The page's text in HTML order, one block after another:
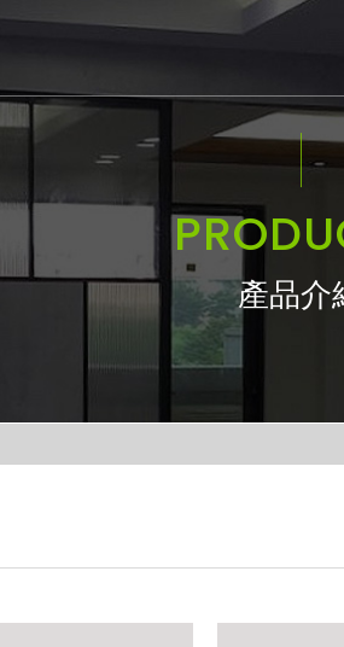
產品介